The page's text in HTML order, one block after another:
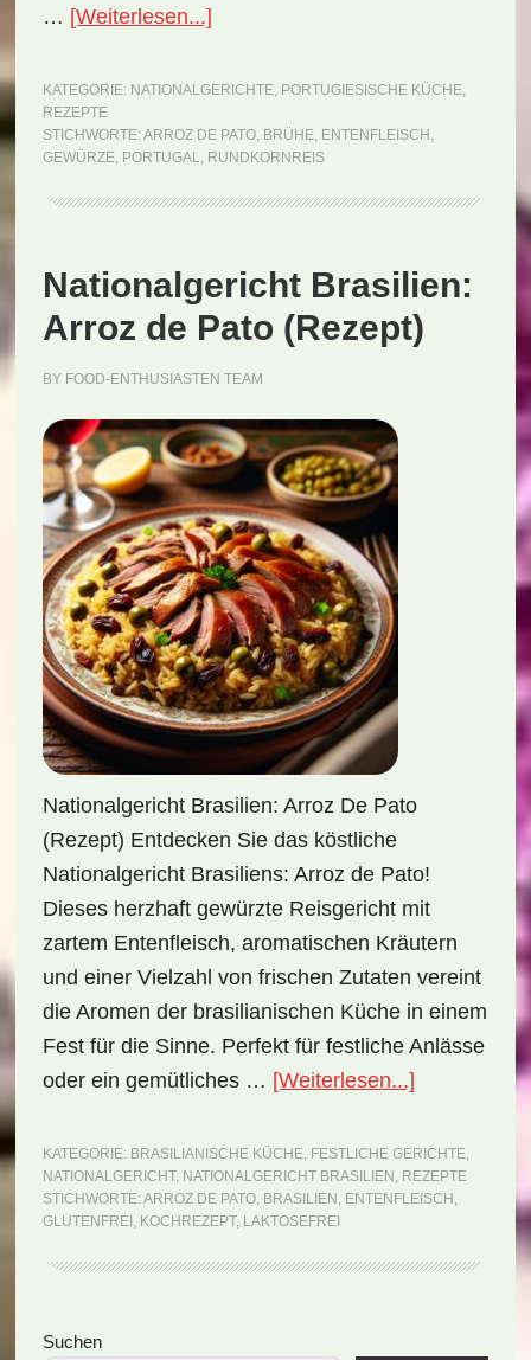
… [Weiterlesen...]ÜberNationalgericht
Arroz
Pato
KATEGORIE: NATIONALGERICHTE, PORTUGIESISCHE KÜCHE,
REZEPTE
STICHWORTE: ARROZ DE PATO, BRÜHE, ENTENFLEISCH ,
GEWÜRZE, PORTUGAL, RUNDKORNREIS
Nationalgericht Brasilien:
Arroz de Pato (Rezept)
BY FOOD-ENTHUSIASTEN TEAM
Nationalgericht Brasilien: Arroz De Pato
(Rezept) Entdecken Sie das köstliche
Nationalgericht Brasiliens: Arroz de Pato!
Dieses herzhaft gewürzte Reisgericht mit
zartem Entenfleisch, aromatischen Kräutern
und einer Vielzahl von frischen Zutaten vereint
die Aromen der brasilianischen Küche in einem
Fest für die Sinne. Perfekt für festliche Anlässe
oder ein gemütliches … [Weiterlesen...]
Arroz
de
KATEGORIE: BRASILIANISCHE KÜCHE, FESTLICHE GERICHTE,
NATIONALGERICHT, NATIONALGERICHT BRASILIEN , REZEPTE
STICHWORTE: ARROZ DE PATO, BRASILIEN , ENTENFLEISCH ,
GLUTENFREI , KOCHREZEPT, LAKTOSEFREI
Seitenspalte
Suchen